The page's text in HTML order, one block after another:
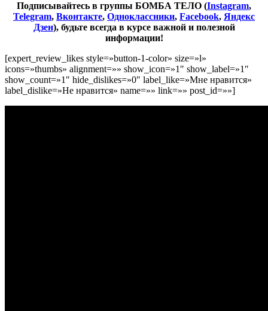
Подписывайтесь в группы БОМБА ТЕЛО (Instagram,
Telegram, Вконтакте, Одноклассники, Facebook, Яндекс
Дзен), будьте всегда в курсе важной и полезной
информации!
[expert_review_likes style=»button-1-color» size=»l»
icons=»thumbs» alignment=»» show_icon=»1″ show_label=»1″
show_count=»1″ hide_dislikes=»0″ label_like=»Мне нравится»
label_dislike=»Не нравится» name=»» link=»» post_id=»»]